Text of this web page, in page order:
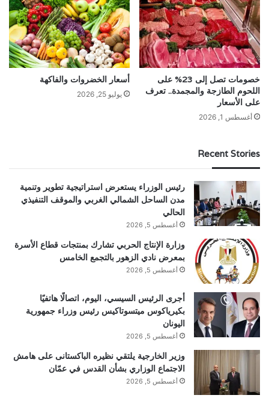
خصومات تصل إلى 23% على
اللحوم الطازجة والمجمدة.. تعرف
على الأسعار
أغسطس 1, 2026
أسعار الخضروات والفاكهة
يوليو 25, 2026
Recent Stories
رئيس الوزراء يستعرض استراتيجية تطوير وتنمية
مدن الساحل الشمالي الغربي والموقف التنفيذي
الحالي
أغسطس 5, 2026
وزارة الإنتاج الحربي تشارك بمنتجات قطاع الأسرة
بمعرض نادي الزهور بالتجمع الخامس
أغسطس 5, 2026
أجرى الرئيس السيسي، اليوم، اتصالًا هاتفيًا
بكيرياكوس ميتسوتاكيس رئيس وزراء جمهورية
اليونان
أغسطس 5, 2026
وزير الخارجية يلتقي نظيره الباكستانى على هامش
الاجتماع الوزاري بشأن القدس في عمّان
أغسطس 5, 2026